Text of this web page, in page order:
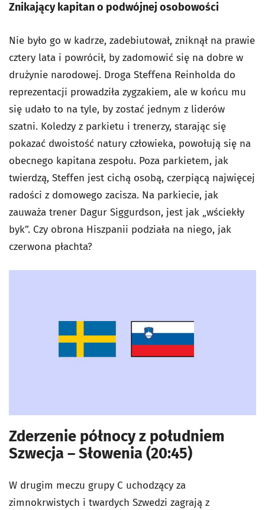
Znikający kapitan o podwójnej osobowości
Nie było go w kadrze, zadebiutował, zniknął na prawie
cztery lata i powrócił, by zadomowić się na dobre w
drużynie narodowej. Droga Steffena Reinholda do
reprezentacji prowadziła zygzakiem, ale w końcu mu
się udało to na tyle, by zostać jednym z liderów
szatni. Koledzy z parkietu i trenerzy, starając się
pokazać dwoistość natury człowieka, powołują się na
obecnego kapitana zespołu. Poza parkietem, jak
twierdzą, Steffen jest cichą osobą, czerpiącą najwięcej
radości z domowego zacisza. Na parkiecie, jak
zauważa trener Dagur Siggurdson, jest jak „wściekły
byk”. Czy obrona Hiszpanii podziała na niego, jak
czerwona płachta?
Zderzenie północy z południem
Szwecja – Słowenia (20:45)
W drugim meczu grupy C uchodzący za
zimnokrwistych i twardych Szwedzi zagrają z